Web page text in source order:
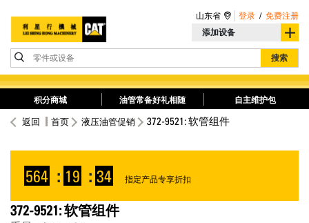
添加设备
零件或设备 搜索
山东省 登录 / 免费注册
积分商城 油管常备好礼相随 自主维护包
返回 首页 液压油管促销 372-9521: 软管组件
564 : 19 : 34 指定产品专享折扣
372-9521: 软管组件